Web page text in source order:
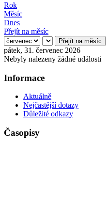
Rok
Měsíc
Dnes
Přejít na měsíc
Přejít na měsíc
pátek, 31. červenec 2026
Nebyly nalezeny žádné události
Informace
Aktuálně
Nejčastější dotazy
Důležité odkazy
Časopisy